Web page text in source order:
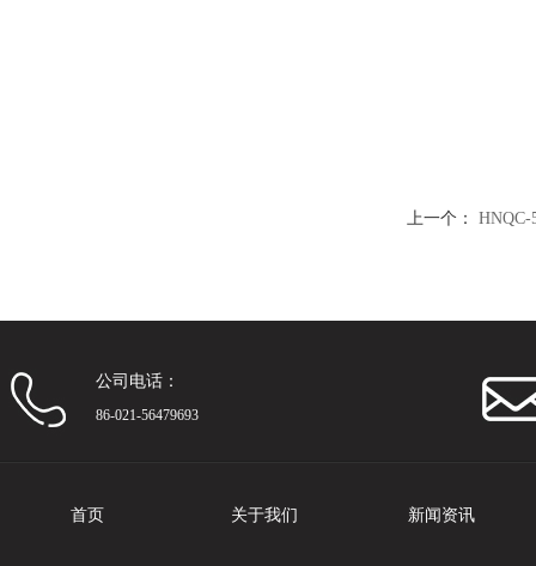
上一个：
公司电话：
86-021-56479693
首页 关于我们 新闻资讯